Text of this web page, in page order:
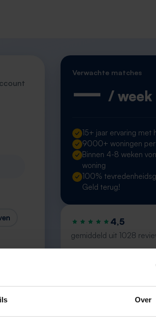
Over
Verwachte matches
— / week
15+ jaar ervaring met
9000+ woningen per
Binnen 4-8 weken
woning
100%
Geld terug!
4,5
gemiddeld uit 1028